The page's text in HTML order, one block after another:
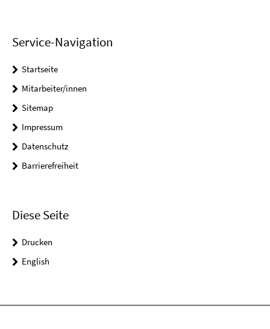
Service-Navigation
Startseite
Mitarbeiter/innen
Sitemap
Impressum
Datenschutz
Barrierefreiheit
Diese Seite
Drucken
English